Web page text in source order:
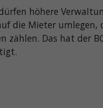
höhere
die Mieter
zählen. Das hat der